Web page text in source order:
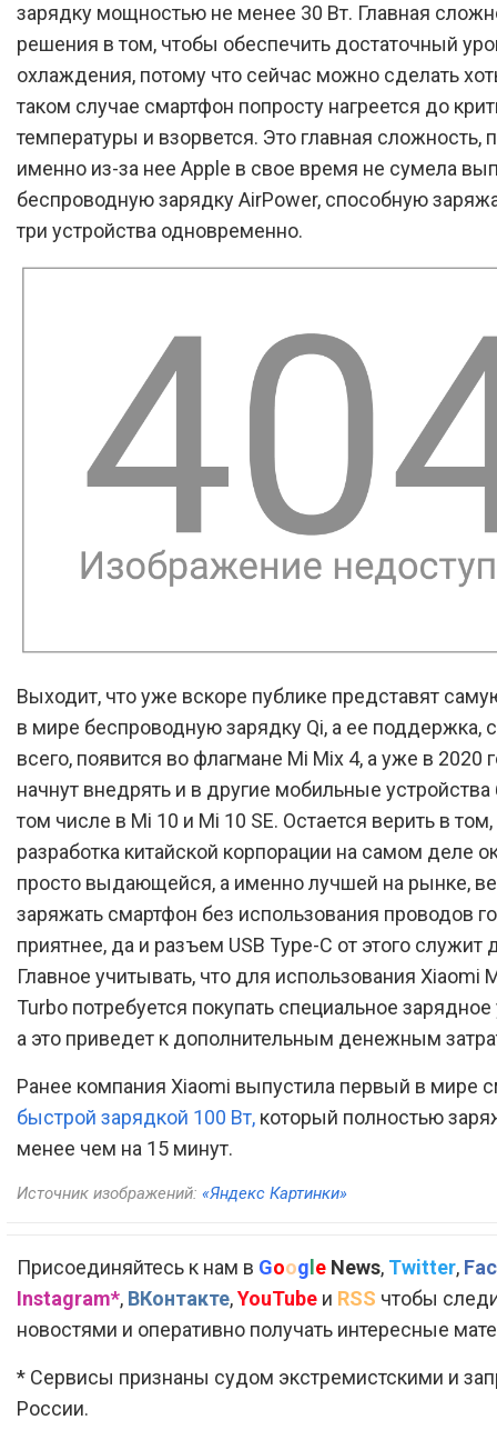
зарядку мощностью не менее 30 Вт. Главная
решения в том, чтобы обеспечить достаточный
охлаждения, потому что сейчас можно сделать
таком случае смартфон попросту нагреется до
температуры и взорвется. Это главная сложность,
именно из-за нее Apple в свое время не сумела
беспроводную зарядку AirPower, способную
три устройства одновременно.
Выходит, что уже вскоре публике представят
в мире беспроводную зарядку Qi, а ее поддержка,
всего, появится во флагмане Mi Mix 4, а уже в 2020
начнут внедрять и в другие мобильные устройства
том числе в Mi 10 и Mi 10 SE. Остается верить в
разработка китайской корпорации на самом деле
просто выдающейся, а именно лучшей на рынке,
заряжать смартфон без использования проводов
приятнее, да и разъем USB Type-C от этого служит
Главное учитывать, что для использования Xiaomi
Turbo потребуется покупать специальное зарядное
а это приведет к дополнительным денежным
Ранее компания Xiaomi выпустила первый в мире
быстрой зарядкой 100 Вт, который полностью
менее чем на 15 минут.
Источник изображений: «Яндекс Картинки»
Присоединяйтесь к нам в Google News, Twitter,
Instagram*, ВКонтакте,YouTube и RSS чтобы
новостями и оперативно получать интересные
* Сервисы признаны судом экстремистскими и
России.